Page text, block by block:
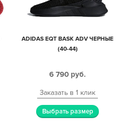
ADIDAS EQT BASK ADV ЧЕРНЫЕ
(40-44)
6 790 руб.
Заказать в 1 клик
Выбрать размер